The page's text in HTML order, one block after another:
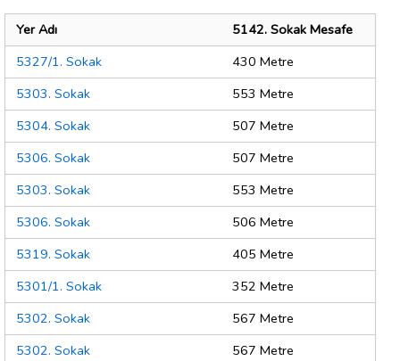
Yer Adı
5142. Sokak Mesafe
5327/1. Sokak
430 Metre
5303. Sokak
553 Metre
5304. Sokak
507 Metre
5306. Sokak
507 Metre
5303. Sokak
553 Metre
5306. Sokak
506 Metre
5319. Sokak
405 Metre
5301/1. Sokak
352 Metre
5302. Sokak
567 Metre
5302. Sokak
567 Metre